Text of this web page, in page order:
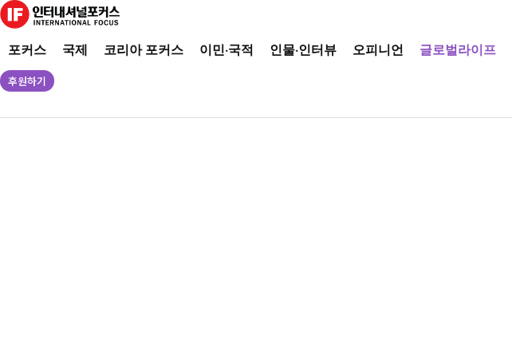
포커스 국제 코리아 포커스 이민·국적 인물·인터뷰 오피니언 글로벌라이프
후원하기